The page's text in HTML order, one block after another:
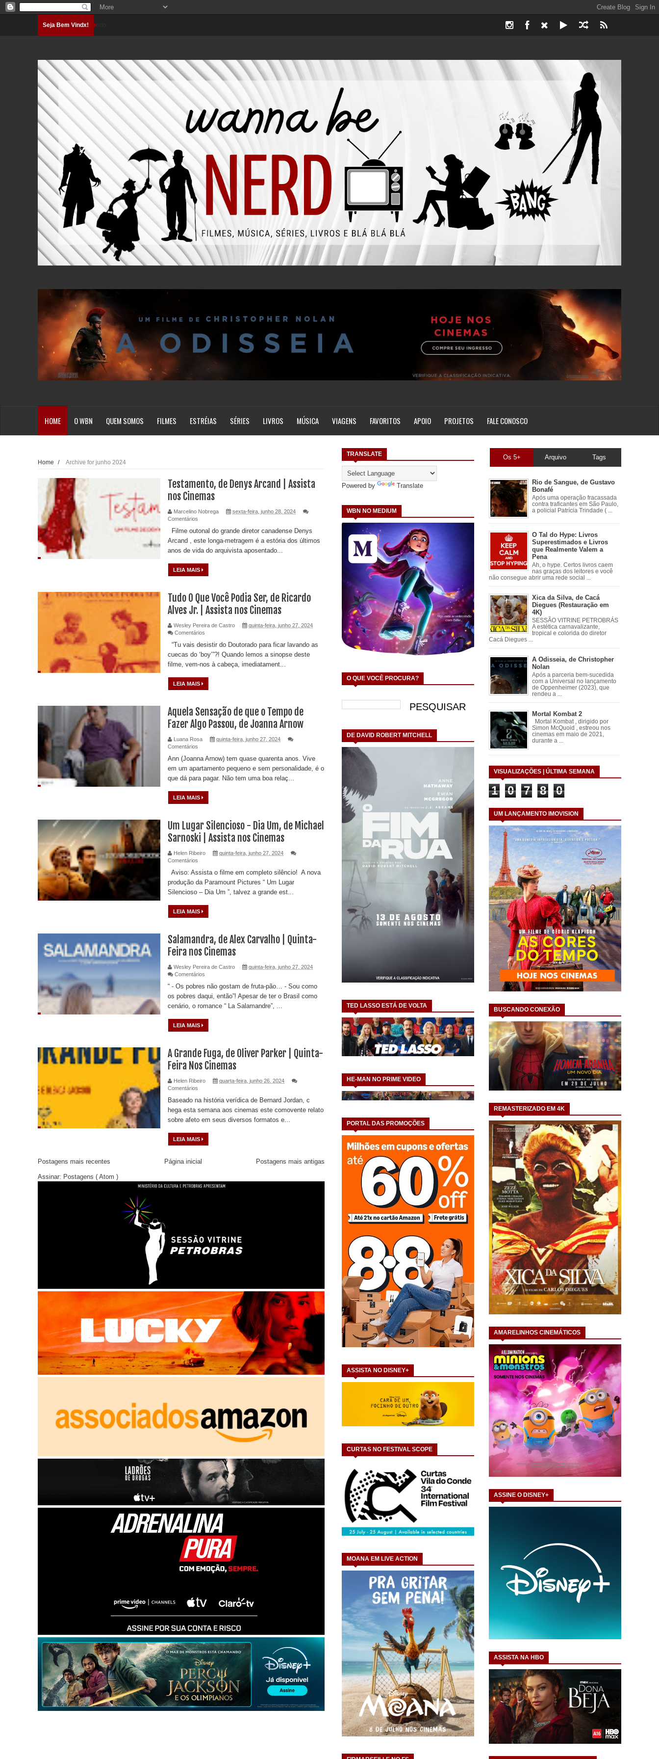
Seja Bem Vindx!Carregando...
HOME O WBN QUEM SOMOS FILMES ESTRÉIAS SÉRIES LIVROS MÚSICA VIAGENS FAVORITOS APOIO PROJETOS FALE CONOSCO
TRANSLATE
Powered by Translate
WBN NO MEDIUM
O QUE VOCÊ PROCURA?
DE DAVID ROBERT MITCHELL
TED LASSO ESTÁ DE VOLTA
HE-MAN NO PRIME VIDEO
PORTAL DAS PROMOÇÕES
ASSISTA NO DISNEY+
CURTAS NO FESTIVAL SCOPE
MOANA EM LIVE ACTION
Home / Archive for junho 2024
Testamento, de Denys Arcand | Assista
nos Cinemas
Marcelino Nobrega
sexta-feira, junho 28, 2024
Comentários
Filme outonal do grande diretor canadense Denys
Arcand , este longa-metragem é a estória dos últimos
anos de vida do arquivista aposentado...
LEIA MAIS
Tudo O Que Você Podia Ser, de Ricardo
Alves Jr. | Assista nos Cinemas
Wesley Pereira de Castro
quinta-feira, junho 27, 2024
Comentários
“Tu vais desistir do Doutorado para ficar lavando as
cuecas do ‘boy’”?! Quando lemos a sinopse deste
filme, vem-nos à cabeça, imediatament...
LEIA MAIS
Aquela Sensação de que o Tempo de
Fazer Algo Passou, de Joanna Arnow
Luana Rosa
quinta-feira, junho 27, 2024
Comentários
Ann (Joanna Arnow) tem quase quarenta anos. Vive
em um apartamento pequeno e sem personalidade, é o
que dá para pagar. Não tem uma boa relaç...
LEIA MAIS
Um Lugar Silencioso - Dia Um, de Michael
Sarnoski | Assista nos Cinemas
Helen Ribeiro
quinta-feira, junho 27, 2024
Comentários
Aviso: Assista o filme em completo silêncio! A nova
produção da Paramount Pictures “ Um Lugar
Silencioso – Dia Um ”, talvez a grande est...
LEIA MAIS
Salamandra, de Alex Carvalho | Quinta-
Feira nos Cinemas
Wesley Pereira de Castro
quinta-feira, junho 27, 2024
Comentários
“ - Os pobres não gostam de fruta-pão… - Sou como
os pobres daqui, então”! Apesar de ter o Brasil como
cenário, o romance “ La Salamandre”, ...
LEIA MAIS
A Grande Fuga, de Oliver Parker | Quinta-
Feira Nos Cinemas
Helen Ribeiro
quarta-feira, junho 26, 2024
Comentários
Baseado na história verídica de Bernard Jordan, c
hega esta semana aos cinemas este comovente relato
sobre afeto em seus diversos formatos e...
LEIA MAIS
Postagens mais recentes Postagens mais antigas
Página inicial
Assinar: Postagens ( Atom )
Os 5+ Arquivo Tags
Rio de Sangue, de Gustavo
Bonafé
Após uma operação fracassada
contra traficantes em São Paulo,
a policial Patrícia Trindade ( ...
O Tal do Hype: Livros
Superestimados e Livros
que Realmente Valem a
Pena
Ah, o hype. Certos livros caem
nas graças dos leitores e você
não consegue abrir uma rede social ...
Xica da Silva, de Cacá
Diegues (Restauração em
4K)
SESSÃO VITRINE PETROBRÁS
A estética carnavalizante,
tropical e colorida do diretor
Cacá Diegues ...
A Odisseia, de Christopher
Nolan
Após a parceria bem-sucedida
com a Universal no lançamento
de Oppenheimer (2023), que
rendeu a ...
Mortal Kombat 2
Mortal Kombat , dirigido por
Simon McQuoid , estreou nos
cinemas em maio de 2021,
durante a ...
VISUALIZAÇÕES | ÚLTIMA SEMANA
1 0 7 8 0
UM LANÇAMENTO IMOVISION
BUSCANDO CONEXÃO
REMASTERIZADO EM 4K
AMARELINHOS CINEMÁTICOS
ASSINE O DISNEY+
ASSISTA NA HBO